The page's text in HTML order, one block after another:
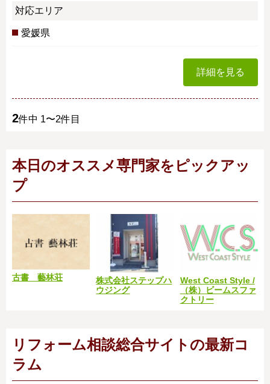
対応エリア
愛媛県
詳細を見る
2件中 1〜2件目
本日のオススメ専門家をピックアッ
プ
古書 藝林荘
株式会社ステップハ
ウジング
West Coast Style /
（株）ビームスファ
クトリー
リフォーム相談総合サイトの最新コ
ラム